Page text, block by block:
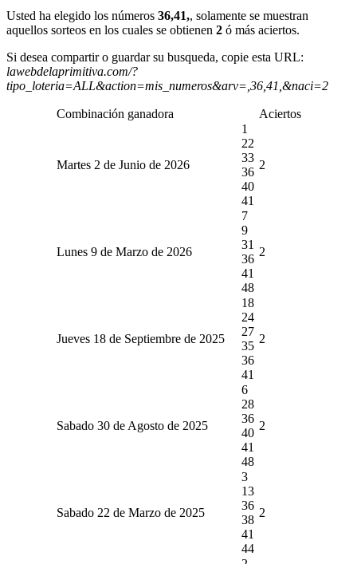
Usted ha elegido los números 36,41,, solamente se muestran
aquellos sorteos en los cuales se obtienen 2 ó más aciertos.
Si desea compartir o guardar su busqueda, copie esta URL:
lawebdelaprimitiva.com/?
tipo_loteria=ALL&action=mis_numeros&arv=,36,41,&naci=2
Combinación ganadora Aciertos
Martes 2 de Junio de 2026
1
22
33
36
40
41
2
Lunes 9 de Marzo de 2026
7
9
31
36
41
48
2
Jueves 18 de Septiembre de 2025
18
24
27
35
36
41
2
Sabado 30 de Agosto de 2025
6
28
36
40
41
48
2
Sabado 22 de Marzo de 2025
3
13
36
38
41
44
2